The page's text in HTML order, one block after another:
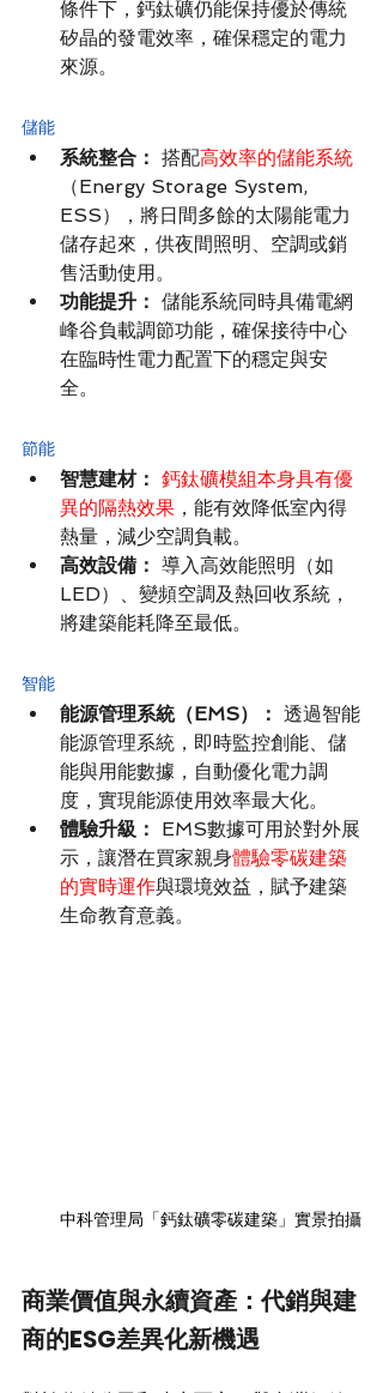
條件下，鈣鈦礦仍能保持優於傳統
矽晶的發電效率，確保穩定的電力
來源。
儲能
系統整合： 搭配高效率的儲能系統
（Energy Storage System,
ESS），將日間多餘的太陽能電力
儲存起來，供夜間照明、空調或銷
售活動使用。
功能提升： 儲能系統同時具備電網
峰谷負載調節功能，確保接待中心
在臨時性電力配置下的穩定與安
全。
節能
智慧建材： 鈣鈦礦模組本身具有優
異的隔熱效果 ，能有效降低室內得
熱量，減少空調負載。
高效設備： 導入高效能照明（如
LED）、變頻空調及熱回收系統，
將建築能耗降至最低。
智能
能源管理系統（EMS）： 透過智能
能源管理系統，即時監控創能、儲
能與用能數據，自動優化電力調
度，實現能源使用效率最大化。
體驗升級：
EMS數據可用於對外展
示，讓潛在買家親身體驗零碳建築
的實時運作與環境效益，賦予建築
生命教育意義。
中科管理局「鈣鈦礦零碳建築」實景拍攝
商業價值與永續資產：代銷與建
商的ESG差異化新機遇